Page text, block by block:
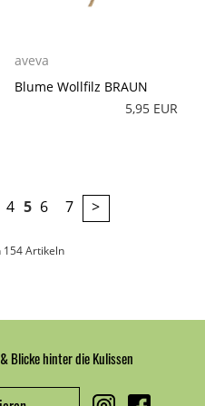
aveva
Blume Wollfilz BRAUN
5,95 EUR
4 5 6 7 >
154 Artikeln
Blicke hinter die Kulissen